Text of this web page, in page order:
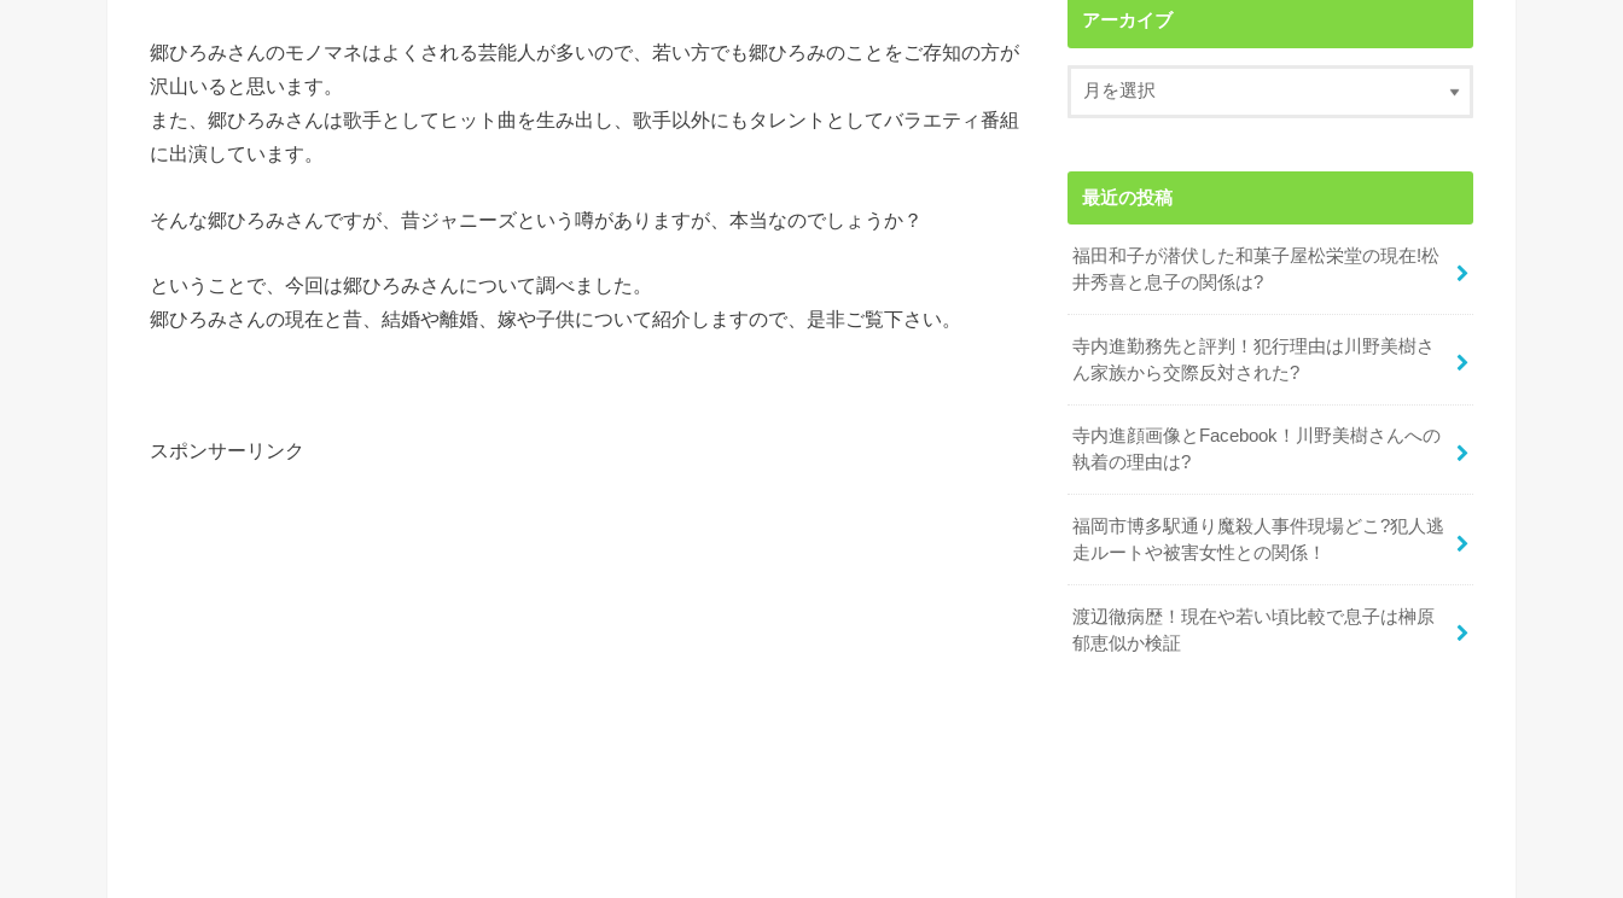
郷ひろみさんのモノマネはよくされる芸能人が多いので、若い方でも郷ひろみのことをご存知の方が
沢山いると思います。
また、郷ひろみさんは歌手としてヒット曲を生み出し、歌手以外にもタレントとしてバラエティ番組
に出演しています。
そんな郷ひろみさんですが、昔ジャニーズという噂がありますが、本当なのでしょうか？
ということで、今回は郷ひろみさんについて調べました。
郷ひろみさんの現在と昔、結婚や離婚、嫁や子供について紹介しますので、是非ご覧下さい。
スポンサーリンク
アーカイブ
最近の投稿
福田和子が潜伏した和菓子屋松栄堂の現在!松
井秀喜と息子の関係は?
寺内進勤務先と評判！犯行理由は川野美樹さ
ん家族から交際反対された?
寺内進顔画像とFacebook！川野美樹さんへの
執着の理由は?
福岡市博多駅通り魔殺人事件現場どこ?犯人逃
走ルートや被害女性との関係！
渡辺徹病歴！現在や若い頃比較で息子は榊原
郁恵似か検証